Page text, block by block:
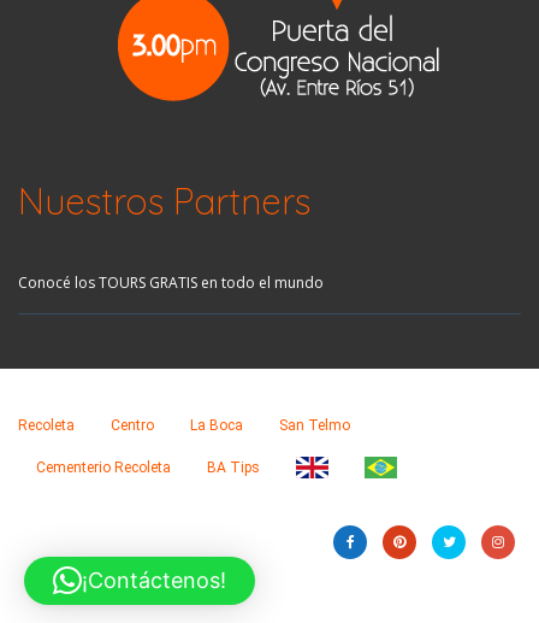
Nuestros Partners
Conocé los TOURS GRATIS en todo el mundo
Recoleta Centro La Boca San Telmo
Cementerio Recoleta BA Tips
¡Contáctenos!